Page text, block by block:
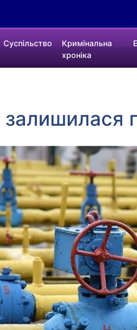
Суспільство
Кримінальна
хроніка